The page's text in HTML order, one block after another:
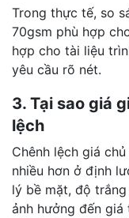
Trong thực tế, so
70gsm phù hợp
hợp cho tài liệu
yêu cầu rõ nét.
3. Tại sao giá
lệch
Chênh lệch giá
nhiều hơn ở định
lý bề mặt, độ
ảnh hưởng đến giá